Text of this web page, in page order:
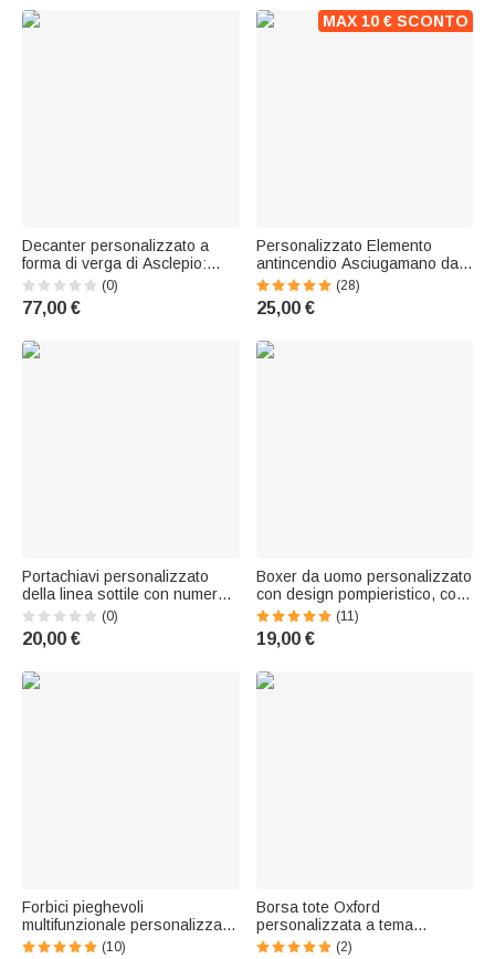
fuoco uomini
pompieri e collezionisti
Decanter personalizzato a
forma di verga di Asclepio:
regalo di compleanno per
medici e appassionati di
whisky
(0)
77,00 €
MAX 10 € SCONTO
Personalizzato Elemento
antincendio Asciugamano da
spiaggia sovradimensionato e
ad asciugatura rapida con
nome Regalo di compleanno
fuoco
(28)
25,00 €
Portachiavi personalizzato
della linea sottile con numero
ricamato Regalo
commemorativo di uso
quotidiano per il vigile del
centralinista.
(0)
20,00 €
Boxer da uomo personalizzato
con design pompieristico, con
nome, compleanno, San
Valentino, regalo di Natale per
il marito e il fidanzato.
(11)
19,00 €
Forbici pieghevoli
multifunzionale personalizzate
con testo e icone incise per
(10)
Borsa tote Oxford
personalizzata a tema
antincendio, capiente, con
(2)